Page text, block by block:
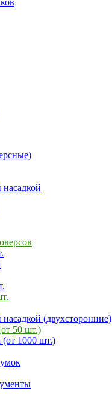
(двухсторонние)
50 шт.)
(от 1000 шт.)